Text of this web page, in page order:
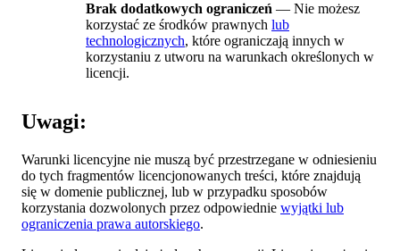
Brak dodatkowych ograniczeń — Nie możesz
korzystać ze środków prawnych lub
technologicznych, które ograniczają innych w
korzystaniu z utworu na warunkach określonych w
licencji.
Uwagi:
Warunki licencyjne nie muszą być przestrzegane w odniesieniu
do tych fragmentów licencjonowanych treści, które znajdują
się w domenie publicznej, lub w przypadku sposobów
korzystania dozwolonych przez odpowiednie wyjątki lub
ograniczenia prawa autorskiego.